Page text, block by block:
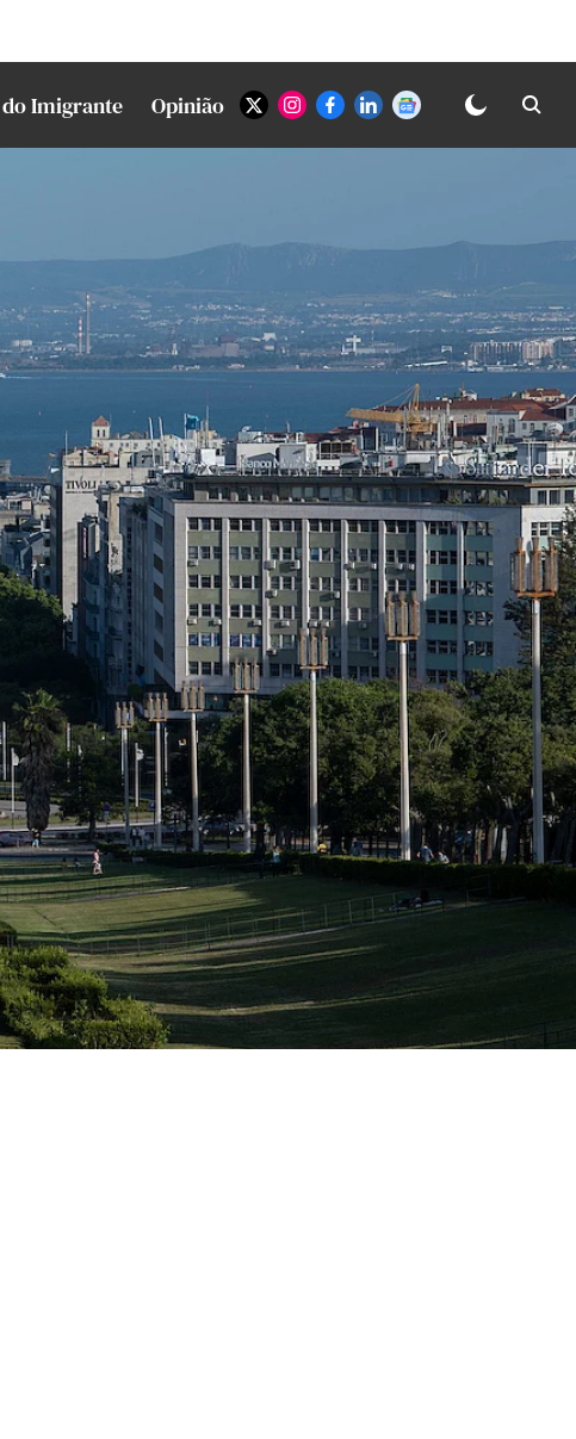
Imigrante Opinião